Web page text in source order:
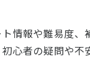
ザルトで振り返
ムリザルト分析
情報や難易度
心者の疑問や